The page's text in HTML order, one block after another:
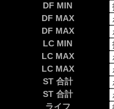
DF MIN
DF MAX
DF MAX
LC MIN
LC MAX
LC MAX
ST 合計
ST 合計
ライフ